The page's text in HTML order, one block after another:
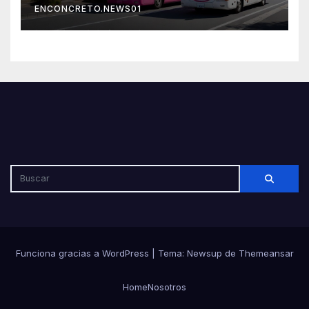
ENCONCRETO.NEWS01
Funciona gracias a WordPress Tema: Newsup de Themeansar
HomeNosotros